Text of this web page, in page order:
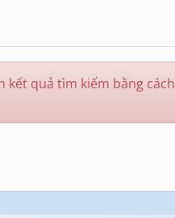
kết quả tìm kiếm bằng cách